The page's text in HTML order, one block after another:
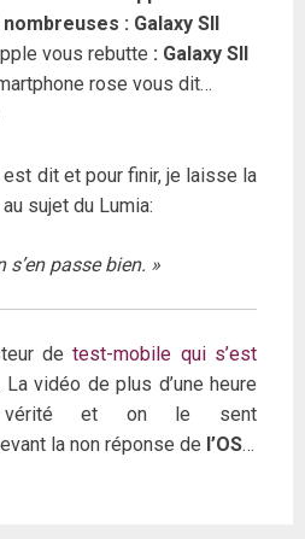
nombreuses : Galaxy SII
vous rebutte : Galaxy SII
rose vous dit…
dit et pour finir, je laisse la
sujet du Lumia:
s’en passe bien. »
detest-mobile qui s’est
La vidéo de plus d’une heure
et on le sent
la non réponse de l’OS…